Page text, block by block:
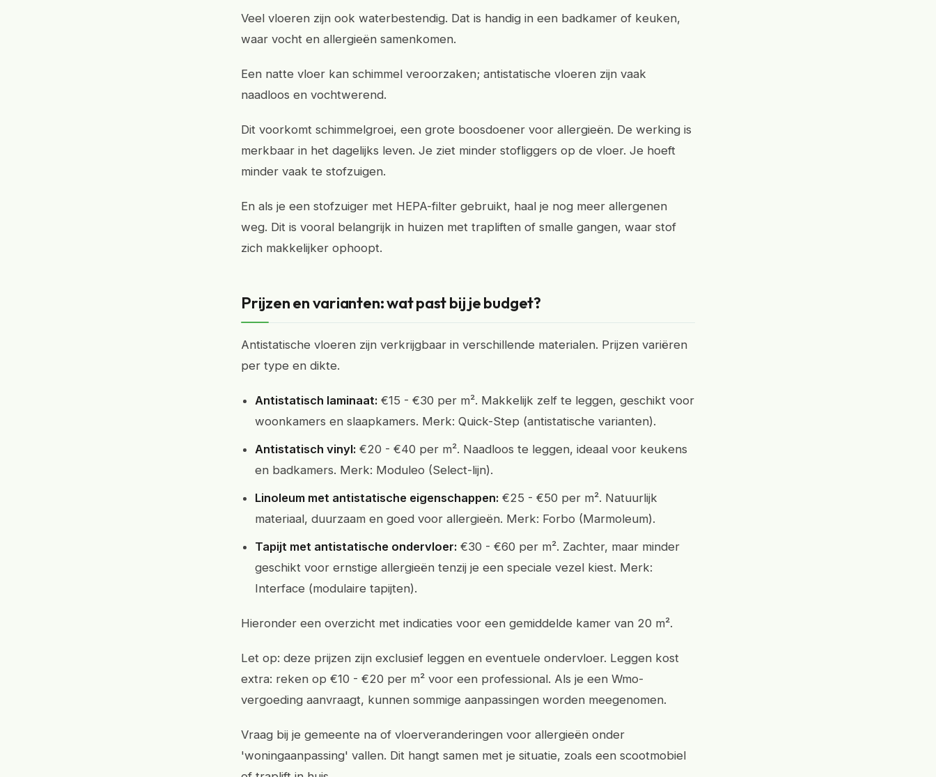
Veel vloeren zijn ook waterbestendig. Dat is handig in een badkamer of keuken,
waar vocht en allergieën samenkomen.
Een natte vloer kan schimmel veroorzaken; antistatische vloeren zijn vaak
naadloos en vochtwerend.
Dit voorkomt schimmelgroei, een grote boosdoener voor allergieën. De werking is
merkbaar in het dagelijks leven. Je ziet minder stofliggers op de vloer. Je hoeft
minder vaak te stofzuigen.
En als je een stofzuiger met HEPA-filter gebruikt, haal je nog meer allergenen
weg. Dit is vooral belangrijk in huizen met trapliften of smalle gangen, waar stof
zich makkelijker ophoopt.
Prijzen en varianten: wat past bij je budget?
Antistatische vloeren zijn verkrijgbaar in verschillende materialen. Prijzen variëren
per type en dikte.
Antistatisch laminaat: €15 - €30 per m². Makkelijk zelf te leggen, geschikt voor
woonkamers en slaapkamers. Merk: Quick-Step (antistatische varianten).
Antistatisch vinyl: €20 - €40 per m². Naadloos te leggen, ideaal voor keukens
en badkamers. Merk: Moduleo (Select-lijn).
Linoleum met antistatische eigenschappen: €25 - €50 per m². Natuurlijk
materiaal, duurzaam en goed voor allergieën. Merk: Forbo (Marmoleum).
Tapijt met antistatische ondervloer: €30 - €60 per m². Zachter, maar minder
geschikt voor ernstige allergieën tenzij je een speciale vezel kiest. Merk:
Interface (modulaire tapijten).
Hieronder een overzicht met indicaties voor een gemiddelde kamer van 20 m².
Let op: deze prijzen zijn exclusief leggen en eventuele ondervloer. Leggen kost
extra: reken op €10 - €20 per m² voor een professional. Als je een Wmo-
vergoeding aanvraagt, kunnen sommige aanpassingen worden meegenomen.
Vraag bij je gemeente na of vloerveranderingen voor allergieën onder
'woningaanpassing' vallen. Dit hangt samen met je situatie, zoals een scootmobiel